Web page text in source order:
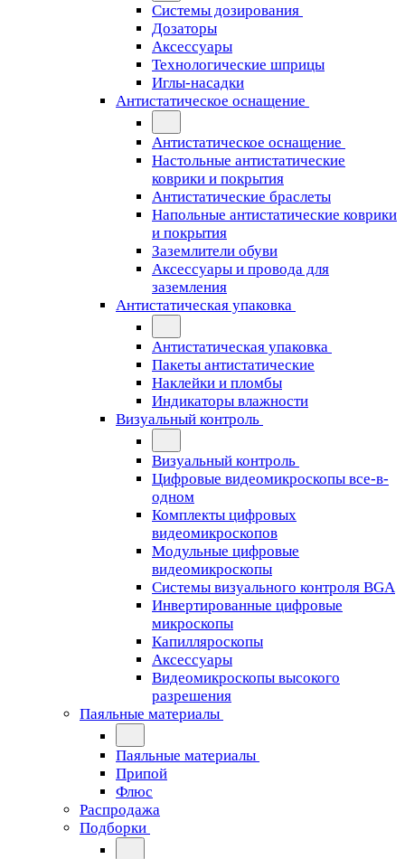
Системы дозирования
Дозаторы
Аксессуары
Технологические шприцы
Иглы-насадки
Антистатическое оснащение
Антистатическое оснащение
Настольные антистатические
коврики и покрытия
Антистатические браслеты
Напольные антистатические коврики
и покрытия
Заземлители обуви
Аксессуары и провода для
заземления
Антистатическая упаковка
Антистатическая упаковка
Пакеты антистатические
Наклейки и пломбы
Индикаторы влажности
Визуальный контроль
Визуальный контроль
Цифровые видеомикроскопы все-в-
одном
Комплекты цифровых
видеомикроскопов
Модульные цифровые
видеомикроскопы
Cистемы визуального контроля BGA
Инвертированные цифровые
микроскопы
Капилляроскопы
Аксессуары
Видеомикроскопы высокого
разрешения
Паяльные материалы
Паяльные материалы
Припой
Флюс
Распродажа
Подборки